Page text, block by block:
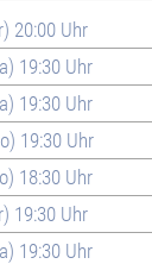
20:00 Uhr
19:30 Uhr
19:30 Uhr
19:30 Uhr
18:30 Uhr
19:30 Uhr
19:30 Uhr